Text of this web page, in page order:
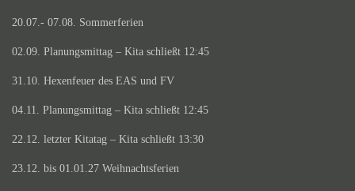
20.07.- 07.08. Sommerferien
02.09. Planungsmittag – Kita schließt 12:45
31.10. Hexenfeuer des EAS und FV
04.11. Planungsmittag – Kita schließt 12:45
22.12. letzter Kitatag – Kita schließt 13:30
23.12. bis 01.01.27 Weihnachtsferien